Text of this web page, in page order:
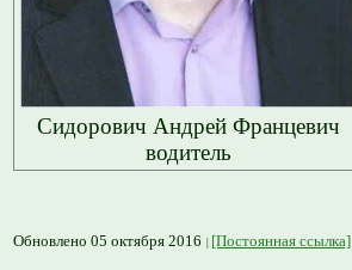
Сидорович Андрей Францевич
водитель
Обновлено 05 октября 2016 [Постоянная ссылка]